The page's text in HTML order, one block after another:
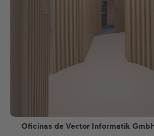
Oficinas de Vector Informatik